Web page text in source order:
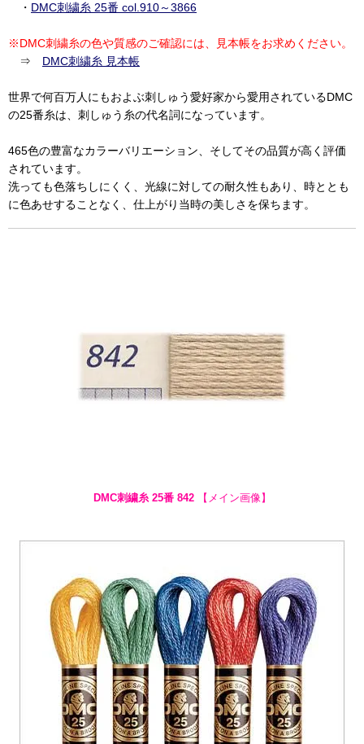
・ DMC刺繍糸 25番 col.910～3866
※DMC刺繍糸の色や質感のご確認には、見本帳をお求めください。
⇒ DMC刺繍糸 見本帳
世界で何百万人にもおよぶ刺しゅう愛好家から愛用されているDMC
の25番糸は、刺しゅう糸の代名詞になっています。
465色の豊富なカラーバリエーション、そしてその品質が高く評価
されています。
洗っても色落ちしにくく、光線に対しての耐久性もあり、時ととも
に色あせすることなく、仕上がり当時の美しさを保ちます。
DMC刺繍糸 25番 842【メイン画像】